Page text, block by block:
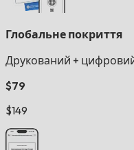
Глобальне покриття
Друкований +
$79
$149